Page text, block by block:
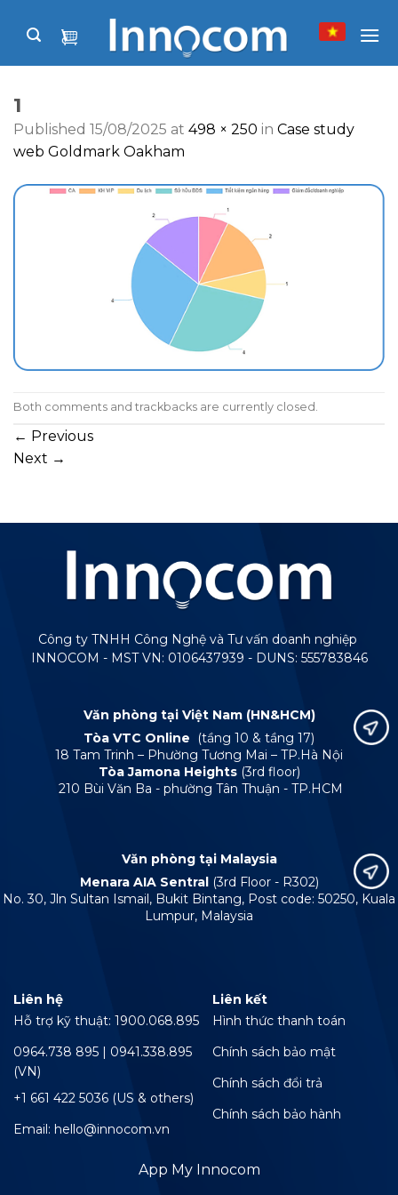
1
Published 15/08/2025 at 498 × 250 in Case study
web Goldmark Oakham
Both comments and trackbacks are currently closed.
← Previous
Next →
Công ty TNHH Công Nghệ và Tư vấn doanh nghiệp
INNOCOM - MST VN: 0106437939 - DUNS: 555783846
Văn phòng tại Việt Nam (HN&HCM)
Tòa VTC Online
(tầng 10 & tầng 17)
18 Tam Trinh – Phường Tương Mai – TP.Hà Nội
Tòa Jamona Heights (3rd floor)
210 Bùi Văn Ba - phường Tân Thuận - TP.HCM
Văn phòng tại Malaysia
Menara AIA Sentral (3rd Floor - R302)
No. 30, Jln Sultan Ismail, Bukit Bintang, Post code: 50250, Kuala
Lumpur, Malaysia
Liên hệ
Hỗ trợ kỹ thuật: 1900.068.895
0964.738 895 | 0941.338.895
(VN)
+1 661 422 5036 (US & others)
Email: hello@innocom.vn
Liên kết
Hình thức thanh toán
Chính sách bảo mật
Chính sách đổi trả
Chính sách bảo hành
App My Innocom